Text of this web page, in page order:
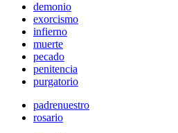
demonio
exorcismo
infierno
muerte
pecado
penitencia
purgatorio
padrenuestro
rosario